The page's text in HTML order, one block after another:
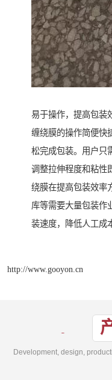
易于操作，提高包装
缠绕膜的操作简便快
松完成包装。用户只
调整拉伸程度和粘性
绕膜在提高包装效率
库等需要大量包装作
装速度，降低人工成
http://www.gooyon.cn